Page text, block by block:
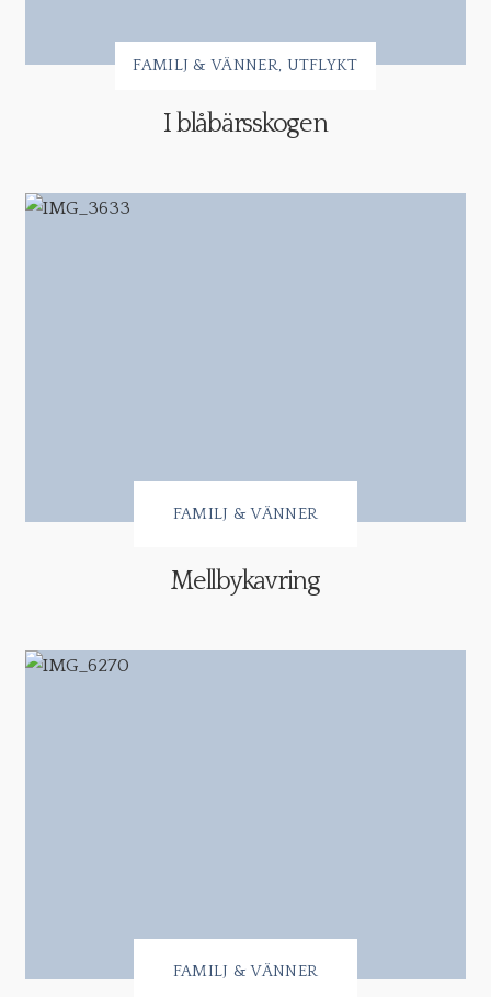
FAMILJ & VÄNNER UTFLYKT
I blåbärsskogen
FAMILJ & VÄNNER
Mellbykavring
FAMILJ & VÄNNER